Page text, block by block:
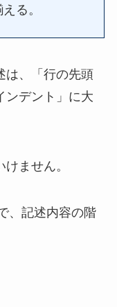
る。
は、「行の先頭
ンデント」に大
ません。
、記述内容の階